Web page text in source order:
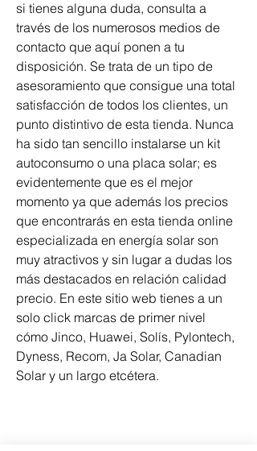
si tienes alguna duda, consulta a
través de los numerosos medios de
contacto que aquí ponen a tu
disposición. Se trata de un tipo de
asesoramiento que consigue una total
satisfacción de todos los clientes, un
punto distintivo de esta tienda. Nunca
ha sido tan sencillo instalarse un kit
autoconsumo o una placa solar; es
evidentemente que es el mejor
momento ya que además los precios
que encontrarás en esta tienda online
especializada en energía solar son
muy atractivos y sin lugar a dudas los
más destacados en relación calidad
precio. En este sitio web tienes a un
solo click marcas de primer nivel
cómo Jinco, Huawei, Solís, Pylontech,
Dyness, Recom, Ja Solar, Canadian
Solar y un largo etcétera.